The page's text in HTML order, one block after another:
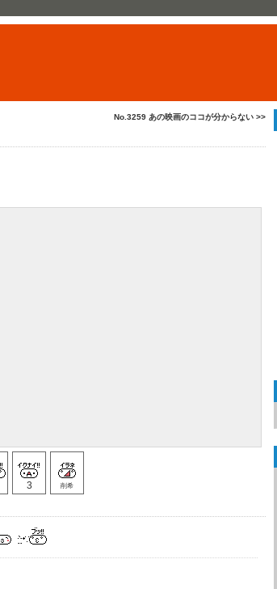
No.3259 あの映画のココが分からない >>
3 削希